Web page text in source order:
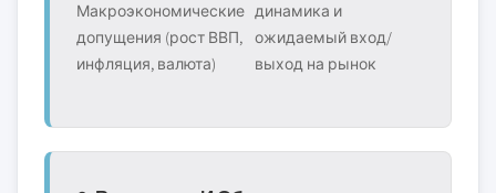
Макроэкономические
допущения (рост ВВП,
инфляция, валюта)
динамика и
ожидаемый вход/
выход на рынок